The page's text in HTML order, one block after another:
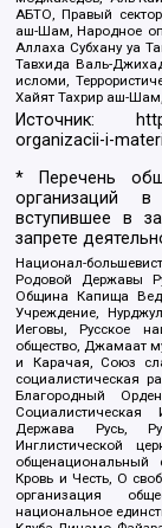
АБТО, Правый
аш-Шам, Народное
Аллаха Субхану уа
Тавхида Валь-
исломи,
Хайят Тахрир аш-
Источник:
organizacii-i-
* Перечень
организаций
вступившее в
запрете
Национал-
Родовой Державы
Община Капища
Учреждение,
Иеговы, Русское
общество, Джамаат
и Карачая, Союз
социалистическая
Благородный
Социалистическая
Держава Русь,
Инглистической
общенациональный
Кровь и Честь, О
организация
национальное